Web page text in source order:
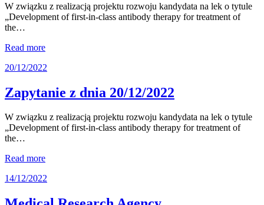
W związku z realizacją projektu rozwoju kandydata na lek o tytule
„Development of first-in-class antibody therapy for treatment of
the…
Read more
20/12/2022
Zapytanie z dnia 20/12/2022
W związku z realizacją projektu rozwoju kandydata na lek o tytule
„Development of first-in-class antibody therapy for treatment of
the…
Read more
14/12/2022